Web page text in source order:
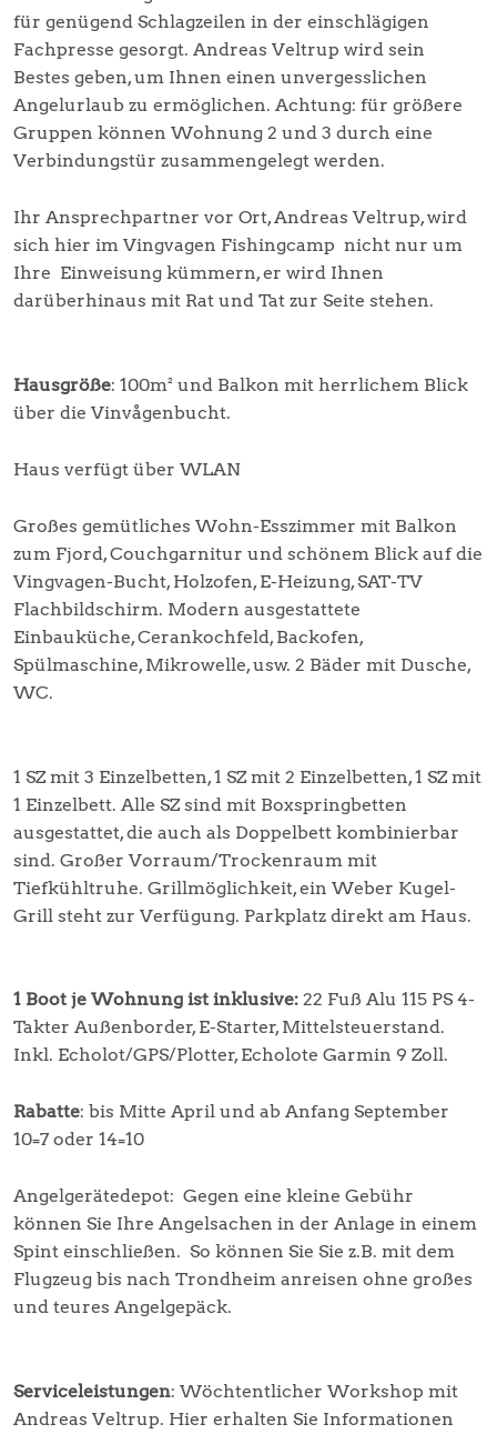
für genügend Schlagzeilen in der einschlägigen
Fachpresse gesorgt. Andreas Veltrup wird sein
Bestes geben, um Ihnen einen unvergesslichen
Angelurlaub zu ermöglichen. Achtung: für größere
Gruppen können Wohnung 2 und 3 durch eine
Verbindungstür zusammengelegt werden.
Ihr Ansprechpartner vor Ort, Andreas Veltrup, wird
sich hier im Vingvagen Fishingcamp nicht nur um
Ihre Einweisung kümmern, er wird Ihnen
darüberhinaus mit Rat und Tat zur Seite stehen.
Hausgröße: 100m² und Balkon mit herrlichem Blick
über die Vinvågenbucht.
Haus verfügt über WLAN
Großes gemütliches Wohn-Esszimmer mit Balkon
zum Fjord, Couchgarnitur und schönem Blick auf die
Vingvagen-Bucht, Holzofen, E-Heizung, SAT-TV
Flachbildschirm. Modern ausgestattete
Einbauküche, Cerankochfeld, Backofen,
Spülmaschine, Mikrowelle, usw. 2 Bäder mit Dusche,
WC.
1 SZ mit 3 Einzelbetten, 1 SZ mit 2 Einzelbetten, 1 SZ mit
1 Einzelbett. Alle SZ sind mit Boxspringbetten
ausgestattet, die auch als Doppelbett kombinierbar
sind. Großer Vorraum/Trockenraum mit
Tiefkühltruhe. Grillmöglichkeit, ein Weber Kugel-
Grill steht zur Verfügung. Parkplatz direkt am Haus.
1 Boot je Wohnung ist inklusive: 22 Fuß Alu 115 PS 4-
Takter Außenborder, E-Starter, Mittelsteuerstand.
Inkl. Echolot/GPS/Plotter, Echolote Garmin 9 Zoll.
Rabatte: bis Mitte April und ab Anfang September
10=7 oder 14=10
Angelgerätedepot: Gegen eine kleine Gebühr
können Sie Ihre Angelsachen in der Anlage in einem
Spint einschließen. So können Sie Sie z.B. mit dem
Flugzeug bis nach Trondheim anreisen ohne großes
und teures Angelgepäck.
Serviceleistungen: Wöchtentlicher Workshop mit
Andreas Veltrup. Hier erhalten Sie Informationen